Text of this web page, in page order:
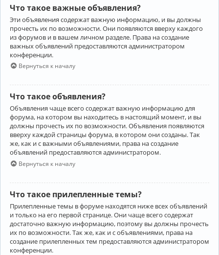
Что такое важные объявления?
Эти объявления содержат важную информацию, и вы должны
прочесть их по возможности. Они появляются вверху каждого
из форумов и в вашем личном разделе. Права на создание
важных объявлений предоставляются администратором
конференции.
Вернуться к началу
Что такое объявления?
Объявления чаще всего содержат важную информацию для
форума, на котором вы находитесь в настоящий момент, и вы
должны прочесть их по возможности. Объявления появляются
вверху каждой страницы форума, в котором они созданы. Так
же, как и с важными объявлениями, права на создание
объявлений предоставляются администратором.
Вернуться к началу
Что такое прилепленные темы?
Прилепленные темы в форуме находятся ниже всех объявлений
и только на его первой странице. Они чаще всего содержат
достаточно важную информацию, поэтому вы должны прочесть
их по возможности. Так же, как и с объявлениями, права на
создание прилепленных тем предоставляются администратором
конференции.